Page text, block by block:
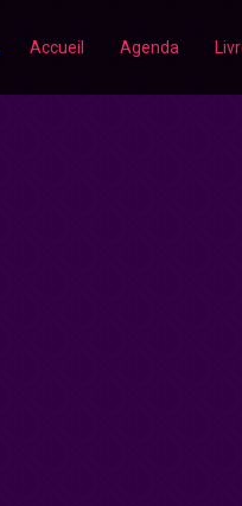
Accueil Agenda